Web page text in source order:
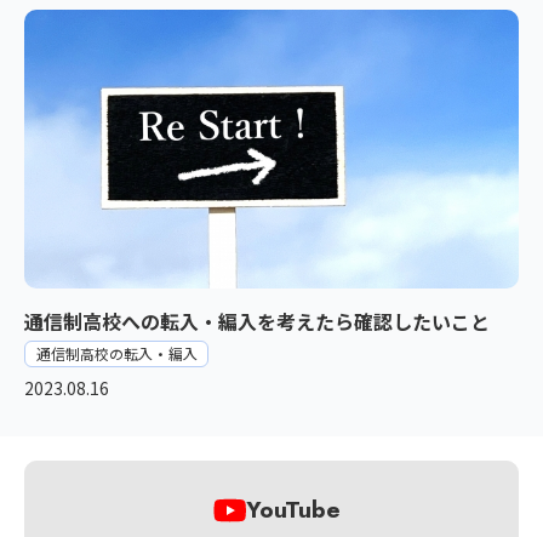
通信制高校への転入・編入を考えたら確認したいこと
通信制高校の転入・編入
2023.08.16
YouTube